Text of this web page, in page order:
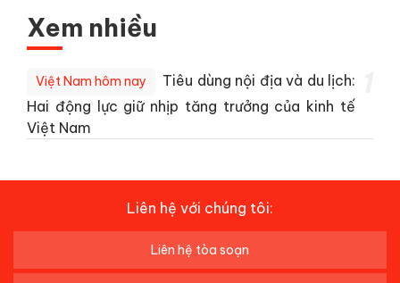
Xem nhiều
Việt Nam hôm nay
Tiêu dùng nội địa và du lịch:
Hai động lực giữ nhịp tăng trưởng của kinh tế
Việt Nam
Liên hệ với chúng tôi:
Liên hệ tòa soạn